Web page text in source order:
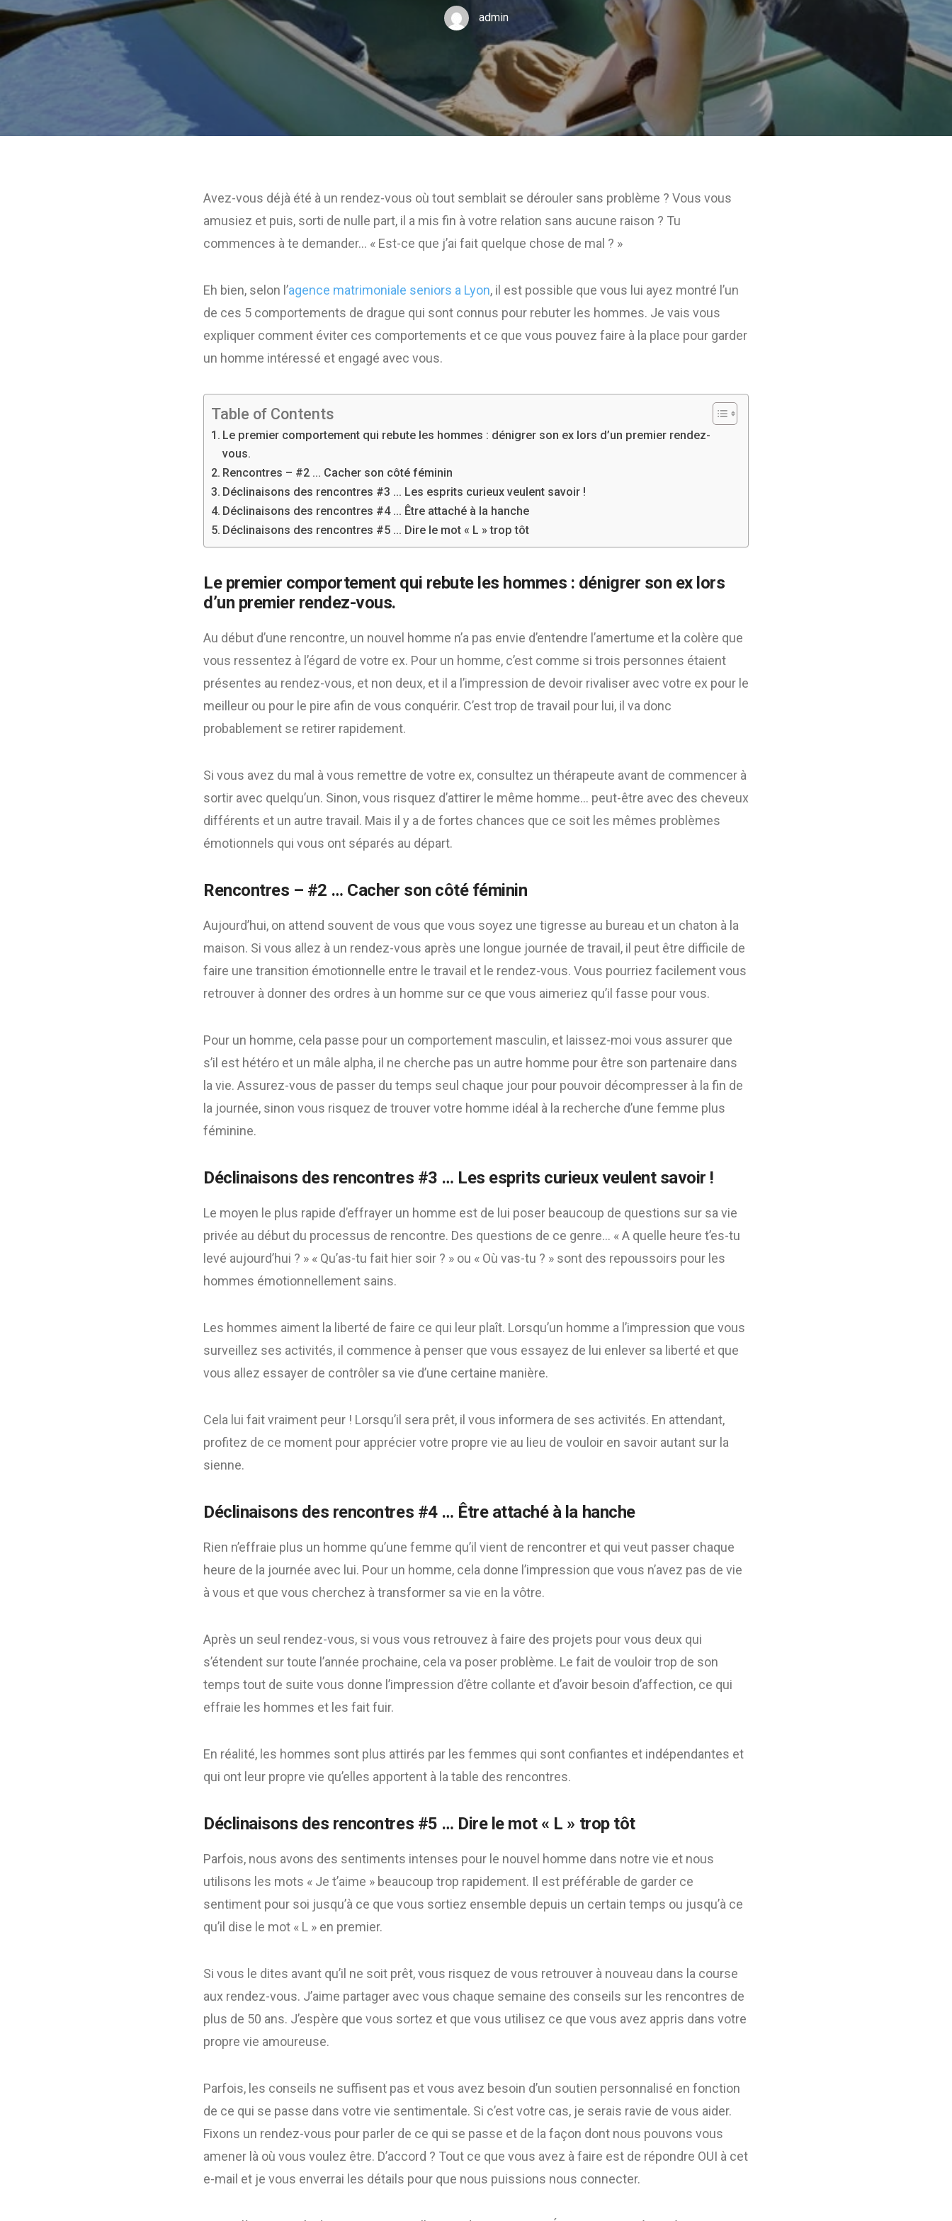
admin
Avez-vous déjà été à un rendez-vous où tout semblait se dérouler sans problème ? Vous vous
amusiez et puis, sorti de nulle part, il a mis fin à votre relation sans aucune raison ? Tu
commences à te demander… « Est-ce que j’ai fait quelque chose de mal ? »
Eh bien, selon l’agence matrimoniale seniors a Lyon, il est possible que vous lui ayez montré l’un
de ces 5 comportements de drague qui sont connus pour rebuter les hommes. Je vais vous
expliquer comment éviter ces comportements et ce que vous pouvez faire à la place pour garder
un homme intéressé et engagé avec vous.
Table of Contents
Le premier comportement qui rebute les hommes : dénigrer son ex lors d’un premier rendez-
vous.
Rencontres – #2 … Cacher son côté féminin
Déclinaisons des rencontres #3 … Les esprits curieux veulent savoir !
Déclinaisons des rencontres #4 … Être attaché à la hanche
Déclinaisons des rencontres #5 … Dire le mot « L » trop tôt
Le premier comportement qui rebute les hommes : dénigrer son ex lors
d’un premier rendez-vous.
Au début d’une rencontre, un nouvel homme n’a pas envie d’entendre l’amertume et la colère que
vous ressentez à l’égard de votre ex. Pour un homme, c’est comme si trois personnes étaient
présentes au rendez-vous, et non deux, et il a l’impression de devoir rivaliser avec votre ex pour le
meilleur ou pour le pire afin de vous conquérir. C’est trop de travail pour lui, il va donc
probablement se retirer rapidement.
Si vous avez du mal à vous remettre de votre ex, consultez un thérapeute avant de commencer à
sortir avec quelqu’un. Sinon, vous risquez d’attirer le même homme… peut-être avec des cheveux
différents et un autre travail. Mais il y a de fortes chances que ce soit les mêmes problèmes
émotionnels qui vous ont séparés au départ.
Rencontres – #2 … Cacher son côté féminin
Aujourd’hui, on attend souvent de vous que vous soyez une tigresse au bureau et un chaton à la
maison. Si vous allez à un rendez-vous après une longue journée de travail, il peut être difficile de
faire une transition émotionnelle entre le travail et le rendez-vous. Vous pourriez facilement vous
retrouver à donner des ordres à un homme sur ce que vous aimeriez qu’il fasse pour vous.
Pour un homme, cela passe pour un comportement masculin, et laissez-moi vous assurer que
s’il est hétéro et un mâle alpha, il ne cherche pas un autre homme pour être son partenaire dans
la vie. Assurez-vous de passer du temps seul chaque jour pour pouvoir décompresser à la fin de
la journée, sinon vous risquez de trouver votre homme idéal à la recherche d’une femme plus
féminine.
Déclinaisons des rencontres #3 … Les esprits curieux veulent savoir !
Le moyen le plus rapide d’effrayer un homme est de lui poser beaucoup de questions sur sa vie
privée au début du processus de rencontre. Des questions de ce genre… « A quelle heure t’es-tu
levé aujourd’hui ? » « Qu’as-tu fait hier soir ? » ou « Où vas-tu ? » sont des repoussoirs pour les
hommes émotionnellement sains.
Les hommes aiment la liberté de faire ce qui leur plaît. Lorsqu’un homme a l’impression que vous
surveillez ses activités, il commence à penser que vous essayez de lui enlever sa liberté et que
vous allez essayer de contrôler sa vie d’une certaine manière.
Cela lui fait vraiment peur ! Lorsqu’il sera prêt, il vous informera de ses activités. En attendant,
profitez de ce moment pour apprécier votre propre vie au lieu de vouloir en savoir autant sur la
sienne.
Déclinaisons des rencontres #4 … Être attaché à la hanche
Rien n’effraie plus un homme qu’une femme qu’il vient de rencontrer et qui veut passer chaque
heure de la journée avec lui. Pour un homme, cela donne l’impression que vous n’avez pas de vie
à vous et que vous cherchez à transformer sa vie en la vôtre.
Après un seul rendez-vous, si vous vous retrouvez à faire des projets pour vous deux qui
s’étendent sur toute l’année prochaine, cela va poser problème. Le fait de vouloir trop de son
temps tout de suite vous donne l’impression d’être collante et d’avoir besoin d’affection, ce qui
effraie les hommes et les fait fuir.
En réalité, les hommes sont plus attirés par les femmes qui sont confiantes et indépendantes et
qui ont leur propre vie qu’elles apportent à la table des rencontres.
Déclinaisons des rencontres #5 … Dire le mot « L » trop tôt
Parfois, nous avons des sentiments intenses pour le nouvel homme dans notre vie et nous
utilisons les mots « Je t’aime » beaucoup trop rapidement. Il est préférable de garder ce
sentiment pour soi jusqu’à ce que vous sortiez ensemble depuis un certain temps ou jusqu’à ce
qu’il dise le mot « L » en premier.
Si vous le dites avant qu’il ne soit prêt, vous risquez de vous retrouver à nouveau dans la course
aux rendez-vous. J’aime partager avec vous chaque semaine des conseils sur les rencontres de
plus de 50 ans. J’espère que vous sortez et que vous utilisez ce que vous avez appris dans votre
propre vie amoureuse.
Parfois, les conseils ne suffisent pas et vous avez besoin d’un soutien personnalisé en fonction
de ce qui se passe dans votre vie sentimentale. Si c’est votre cas, je serais ravie de vous aider.
Fixons un rendez-vous pour parler de ce qui se passe et de la façon dont nous pouvons vous
amener là où vous voulez être. D’accord ? Tout ce que vous avez à faire est de répondre OUI à cet
e-mail et je vous enverrai les détails pour que nous puissions nous connecter.